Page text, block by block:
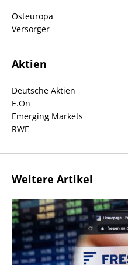
Osteuropa
Versorger
Aktien
Deutsche Aktien
E.On
Emerging Markets
RWE
Weitere Artikel